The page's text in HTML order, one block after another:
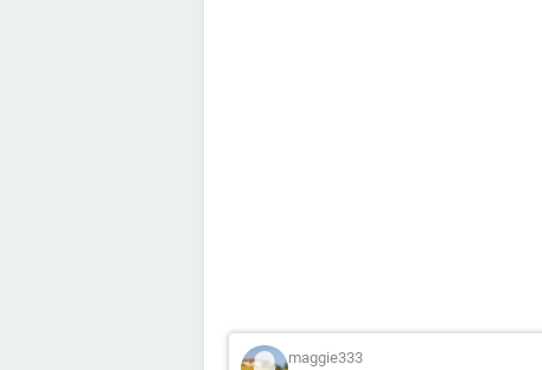
maggie333